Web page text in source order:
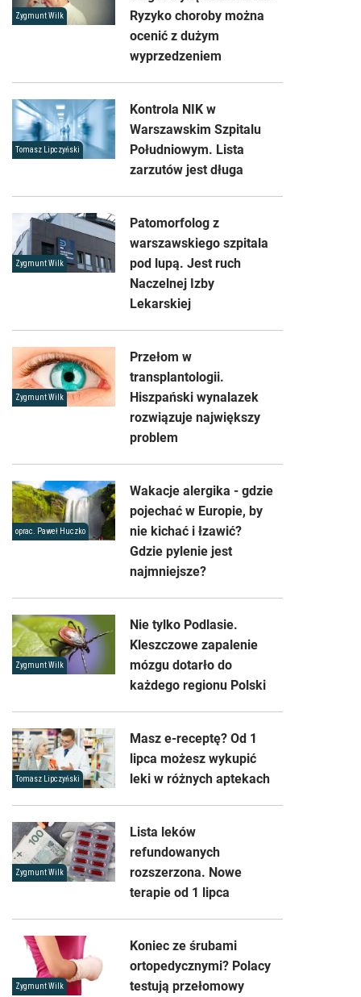
Zygmunt Wilk
Ryzyko choroby można
ocenić z dużym
wyprzedzeniem
Tomasz Lipczyński
Kontrola NIK w
Warszawskim Szpitalu
Południowym. Lista
zarzutów jest długa
Zygmunt Wilk
Patomorfolog z
warszawskiego szpitala
pod lupą. Jest ruch
Naczelnej Izby
Lekarskiej
Zygmunt Wilk
Przełom w
transplantologii.
Hiszpański wynalazek
rozwiązuje największy
problem
oprac. Paweł Huczko
Wakacje alergika - gdzie
pojechać w Europie, by
nie kichać i łzawić?
Gdzie pylenie jest
najmniejsze?
Zygmunt Wilk
Nie tylko Podlasie.
Kleszczowe zapalenie
mózgu dotarło do
każdego regionu Polski
Tomasz Lipczyński
Masz e-receptę? Od 1
lipca możesz wykupić
leki w różnych aptekach
Zygmunt Wilk
Lista leków
refundowanych
rozszerzona. Nowe
terapie od 1 lipca
Zygmunt Wilk
Koniec ze śrubami
ortopedycznymi? Polacy
testują przełomowy